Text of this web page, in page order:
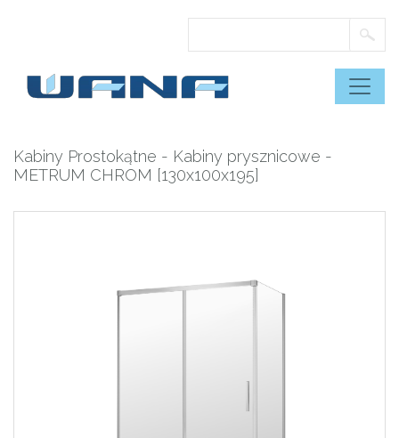
Kabiny Prostokątne - Kabiny prysznicowe -
METRUM CHROM [130x100x195]